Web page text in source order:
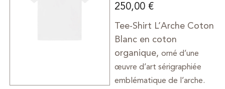
250,00€
Tee-Shirt L’Arche Coton
Blanc en coton
organique,orné d’une
œuvre d’art sérigraphiée
emblématique de l’arche.